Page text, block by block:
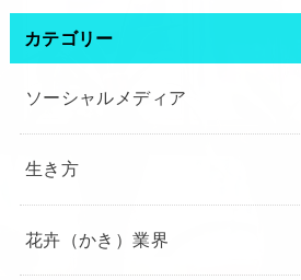
カテゴリー
ソーシャルメディア
生き方
花卉（かき）業界